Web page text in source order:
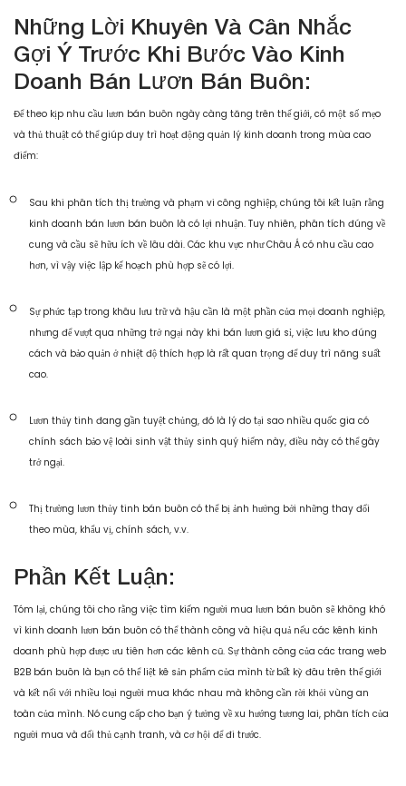
Những Lời Khuyên Và Cân Nhắc
Gợi Ý Trước Khi Bước Vào Kinh
Doanh Bán Lươn Bán Buôn:
Để theo kịp nhu cầu lươn bán buôn ngày càng tăng trên thế giới, có một số mẹo
và thủ thuật có thể giúp duy trì hoạt động quản lý kinh doanh trong mùa cao
điểm:
Sau khi phân tích thị trường và phạm vi công nghiệp, chúng tôi kết luận rằng
kinh doanh bán lươn bán buôn là có lợi nhuận. Tuy nhiên, phân tích đúng về
cung và cầu sẽ hữu ích về lâu dài. Các khu vực như Châu Á có nhu cầu cao
hơn, vì vậy việc lập kế hoạch phù hợp sẽ có lợi.
Sự phức tạp trong khâu lưu trữ và hậu cần là một phần của mọi doanh nghiệp,
nhưng để vượt qua những trở ngại này khi bán lươn giá sỉ, việc lưu kho đúng
cách và bảo quản ở nhiệt độ thích hợp là rất quan trọng để duy trì năng suất
cao.
Lươn thủy tinh đang gần tuyệt chủng, đó là lý do tại sao nhiều quốc gia có
chính sách bảo vệ loài sinh vật thủy sinh quý hiếm này, điều này có thể gây
trở ngại.
Thị trường lươn thủy tinh bán buôn có thể bị ảnh hưởng bởi những thay đổi
theo mùa, khẩu vị, chính sách, v.v.
Phần Kết Luận:
Tóm lại, chúng tôi cho rằng việc tìm kiếm người mua lươn bán buôn sẽ không khó
vì kinh doanh lươn bán buôn có thể thành công và hiệu quả nếu các kênh kinh
doanh phù hợp được ưu tiên hơn các kênh cũ. Sự thành công của các trang web
B2B bán buôn là bạn có thể liệt kê sản phẩm của mình từ bất kỳ đâu trên thế giới
và kết nối với nhiều loại người mua khác nhau mà không cần rời khỏi vùng an
toàn của mình. Nó cung cấp cho bạn ý tưởng về xu hướng tương lai, phân tích của
người mua và đối thủ cạnh tranh, và cơ hội để đi trước.